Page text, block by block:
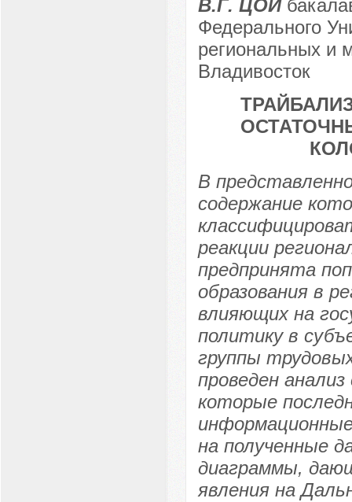
В.Г. ЦОЙ
Федерального
региональных и
Владивосток
В
содержание
реакции
предпринята
образования в
влияющих на
политику в
группы
проведен
которые
на полученные
диаграммы,
явления на